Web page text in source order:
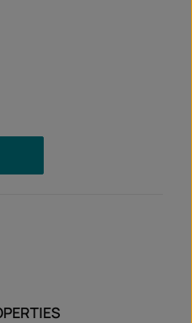
la quantité